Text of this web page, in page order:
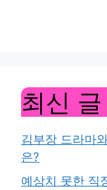
최신 글
김부장 드라마
은?
예상치 못한 직